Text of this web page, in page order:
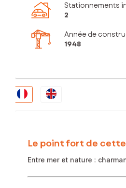
Stationnements
2
Année de
1948
Le point fort de
Entre mer et nature :